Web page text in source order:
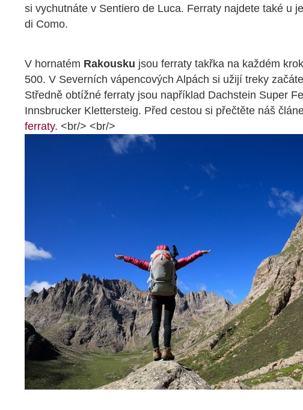
si vychutnáte v Sentiero de Luca. Ferraty najdete také u
di Como.
V hornatém Rakousku jsou ferraty takřka na každém
500. V Severních vápencových Alpách si užijí treky
Středně obtížné ferraty jsou například Dachstein Super
Innsbrucker Klettersteig. Před cestou si přečtěte náš
ferraty. <br/> <br/>